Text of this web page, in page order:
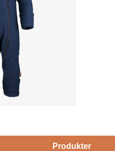
Produkter